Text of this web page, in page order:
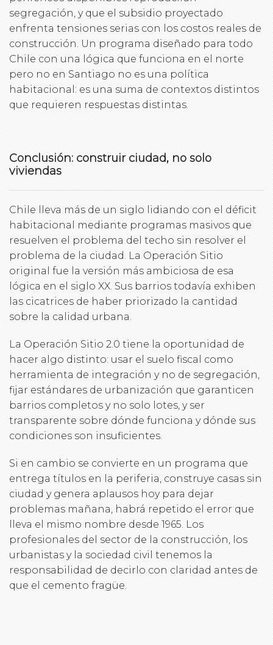
segregación, y que el subsidio proyectado
enfrenta tensiones serias con los costos reales de
construcción. Un programa diseñado para todo
Chile con una lógica que funciona en el norte
pero no en Santiago no es una política
habitacional: es una suma de contextos distintos
que requieren respuestas distintas.
Conclusión: construir ciudad, no solo
viviendas
Chile lleva más de un siglo lidiando con el déficit
habitacional mediante programas masivos que
resuelven el problema del techo sin resolver el
problema de la ciudad. La Operación Sitio
original fue la versión más ambiciosa de esa
lógica en el siglo XX. Sus barrios todavía exhiben
las cicatrices de haber priorizado la cantidad
sobre la calidad urbana.
La Operación Sitio 2.0 tiene la oportunidad de
hacer algo distinto: usar el suelo fiscal como
herramienta de integración y no de segregación,
fijar estándares de urbanización que garanticen
barrios completos y no solo lotes, y ser
transparente sobre dónde funciona y dónde sus
condiciones son insuficientes.
Si en cambio se convierte en un programa que
entrega títulos en la periferia, construye casas sin
ciudad y genera aplausos hoy para dejar
problemas mañana, habrá repetido el error que
lleva el mismo nombre desde 1965. Los
profesionales del sector de la construcción, los
urbanistas y la sociedad civil tenemos la
responsabilidad de decirlo con claridad antes de
que el cemento fragüe.